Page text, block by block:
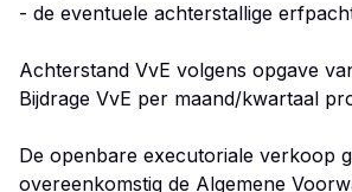
- de eventuele achterstallige
Achterstand VvE volgens opgave
Bijdrage VvE per maand/kwartaal
De openbare executoriale verkoop
overeenkomstig de Algemene